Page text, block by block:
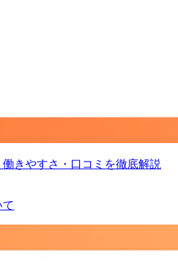
きやすさ・口コミを徹底解説